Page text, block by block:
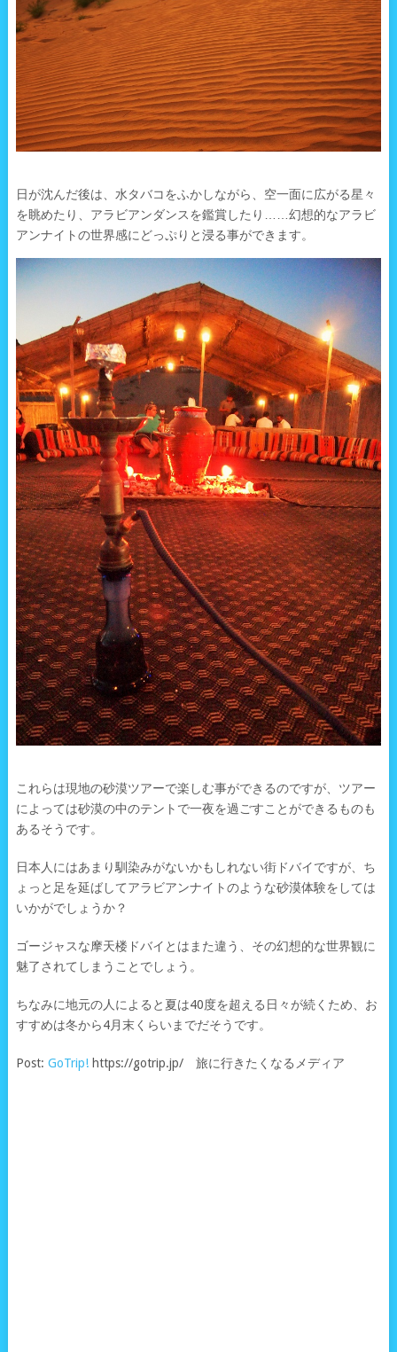
日が沈んだ後は、水タバコをふかしながら、空一面に広がる星々
を眺めたり、アラビアンダンスを鑑賞したり……幻想的なアラビ
アンナイトの世界感にどっぷりと浸る事ができます。
これらは現地の砂漠ツアーで楽しむ事ができるのですが、ツアー
によっては砂漠の中のテントで一夜を過ごすことができるものも
あるそうです。
日本人にはあまり馴染みがないかもしれない街ドバイですが、ち
ょっと足を延ばしてアラビアンナイトのような砂漠体験をしては
いかがでしょうか？
ゴージャスな摩天楼ドバイとはまた違う、その幻想的な世界観に
魅了されてしまうことでしょう。
ちなみに地元の人によると夏は40度を超える日々が続くため、お
すすめは冬から4月末くらいまでだそうです。
Post: GoTrip!https://gotrip.jp/ 旅に行きたくなるメディア